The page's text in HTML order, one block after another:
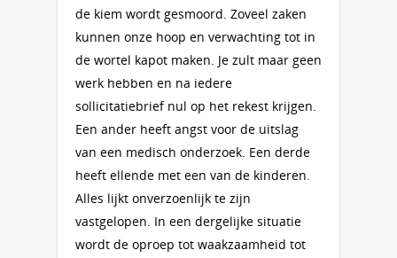
de kiem wordt gesmoord. Zoveel zaken
kunnen onze hoop en verwachting tot in
de wortel kapot maken. Je zult maar geen
werk hebben en na iedere
sollicitatiebrief nul op het rekest krijgen.
Een ander heeft angst voor de uitslag
van een medisch onderzoek. Een derde
heeft ellende met een van de kinderen.
Alles lijkt onverzoenlijk te zijn
vastgelopen. In een dergelijke situatie
wordt de oproep tot waakzaamheid tot